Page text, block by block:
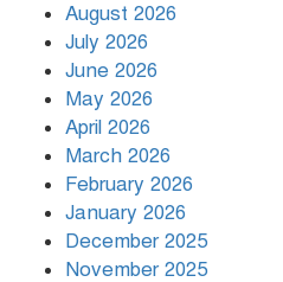
August 2026
July 2026
June 2026
May 2026
April 2026
March 2026
February 2026
January 2026
December 2025
November 2025